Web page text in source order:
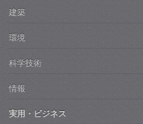
建築
環境
科学技術
情報
実用・ビジネス